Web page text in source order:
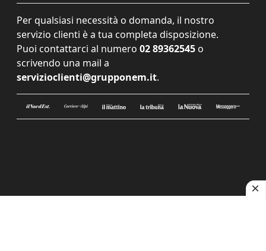
Per qualsiasi necessità o domanda, il nostro
servizio clienti è a tua completa disposizione.
Puoi contattarci al numero 02 89362545 o
scrivendo una mail a
servizioclienti@grupponem.it.